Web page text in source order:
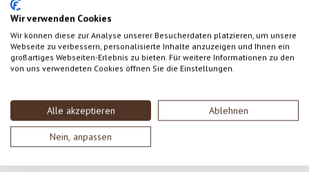
Wir verwenden Cookies
Wir können diese zur Analyse unserer Besucherdaten platzieren, um unsere
Webseite zu verbessern, personalisierte Inhalte anzuzeigen und Ihnen ein
großartiges Webseiten-Erlebnis zu bieten. Für weitere Informationen zu den
von uns verwendeten Cookies öffnen Sie die Einstellungen.
Alle akzeptieren Ablehnen
Nein, anpassen
0 von 0 Bewertungen
Durchschnittliche Bewertung von 0 von 5 Sternen
Gib eine Bewertung ab!
Teile deine Erfahrungen mit dem Produkt mit anderen Kunden.
SCHREIBE EINE BEWERTUNG